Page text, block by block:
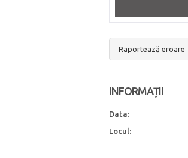
Raportează eroare
INFORMAȚII
Data:
Locul: